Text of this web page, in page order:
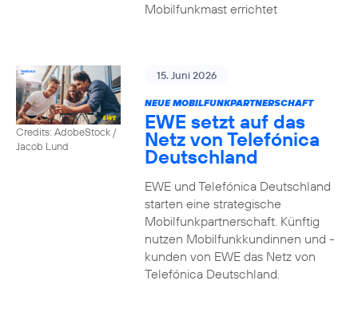
Mobilfunkmast errichtet
Credits: AdobeStock /
Jacob Lund
15. Juni 2026
NEUE MOBILFUNKPARTNERSCHAFT
EWE setzt auf das
Netz von Telefónica
Deutschland
EWE und Telefónica Deutschland
starten eine strategische
Mobilfunkpartnerschaft. Künftig
nutzen Mobilfunkkundinnen und -
kunden von EWE das Netz von
Telefónica Deutschland.